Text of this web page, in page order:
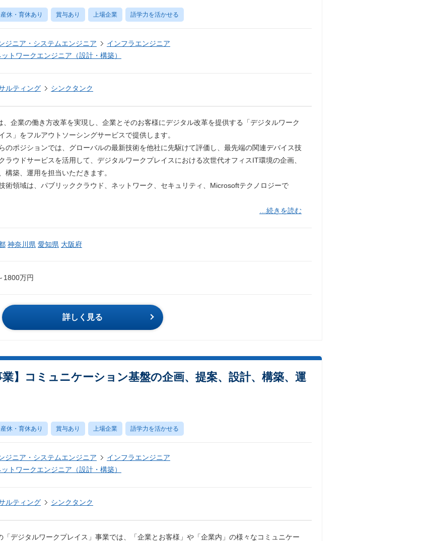
産休・育休あり 賞与あり 上場企業 語学力を活かせる
ジニア・システムエンジニア
インフラエンジニア
ットワークエンジニア（設計・構築）
ルティング シンクタンク
、企業の働き方改革を実現し、企業とそのお客様にデジタル改革を提供する「デジタルワーク
ス」をフルアウトソーシングサービスで提供します。
のポジションでは、グローバルの最新技術を他社に先駆けて評価し、最先端の関連デバイス技
ラウドサービスを活用して、デジタルワークプレイスにおける次世代オフィスIT環境の企画、
構築、運用を担当いただきます。
術領域は、パブリッククラウド、ネットワーク、セキュリティ、Microsoftテクノロジーで
…続きを読む
神奈川県 愛知県 大阪府
1800万円
詳しく見る
】コミュニケーション基盤の企画、提案、設計、構築、運
産休・育休あり 賞与あり 上場企業 語学力を活かせる
ジニア・システムエンジニア
インフラエンジニア
ットワークエンジニア（設計・構築）
ルティング シンクタンク
「デジタルワークプレイス」事業では、「企業とお客様」や「企業内」の様々なコミュニケー